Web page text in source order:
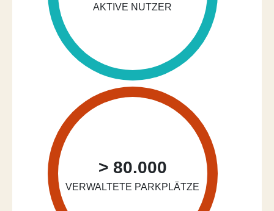
AKTIVE NUTZER
> 80.000
VERWALTETE PARKPLÄTZE